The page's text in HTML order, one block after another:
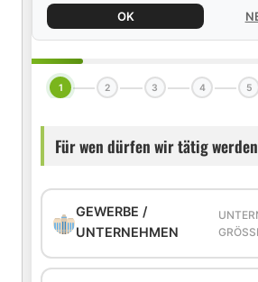
OK
1 2 3 4 5
Für wen dürfen wir tätig
GEWERBE /
UNTERNEHMEN
GRÖSSE